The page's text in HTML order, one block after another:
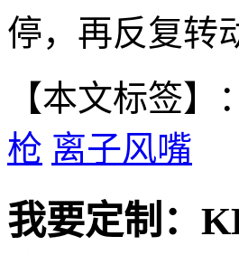
停，再反复转
【本文标签】：
枪 离子风嘴
我要定制：